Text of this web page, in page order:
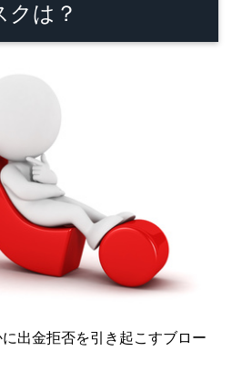
クは？
出金拒否を引き起こすブロー